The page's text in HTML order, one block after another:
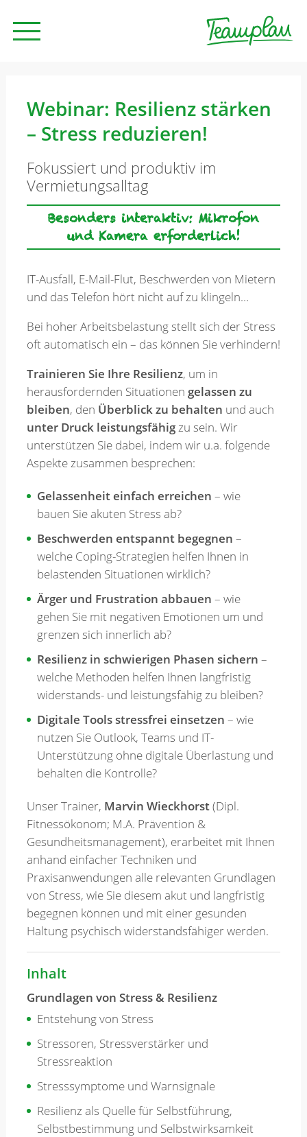
Beratung
Unternehmen
Kontakt
Merkzettel
Newsletter
Webinar: Resilienz stärken
– Stress reduzieren!
Fokussiert und produktiv im
Vermietungsalltag
Besonders interaktiv: Mikrofon
und Kamera erforderlich!
IT-Ausfall, E-Mail-Flut, Beschwerden von Mietern
und das Telefon hört nicht auf zu klingeln…
Bei hoher Arbeitsbelastung stellt sich der Stress
oft automatisch ein – das können Sie verhindern!
Trainieren Sie Ihre Resilienz, um in
herausfordernden Situationen gelassen zu
bleiben, den Überblick zu behalten und auch
unter Druck leistungsfähigzu sein. Wir
unterstützen Sie dabei, indem wir u.a. folgende
Aspekte zusammen besprechen:
Gelassenheit einfach erreichen – wie
bauen Sie akuten Stress ab?
Beschwerden entspannt begegnen –
welche Coping-Strategien helfen Ihnen in
belastenden Situationen wirklich?
Ärger und Frustration abbauen – wie
gehen Sie mit negativen Emotionen um und
grenzen sich innerlich ab?
Resilienz in schwierigen Phasen sichern –
welche Methoden helfen Ihnen langfristig
widerstands- und leistungsfähig zu bleiben?
Digitale Tools stressfrei einsetzen – wie
nutzen Sie Outlook, Teams und IT-
Unterstützung ohne digitale Überlastung und
behalten die Kontrolle?
Unser Trainer, Marvin Wieckhorst(Dipl.
Fitnessökonom; M.A. Prävention &
Gesundheitsmanagement), erarbeitet mit Ihnen
anhand einfacher Techniken und
Praxisanwendungen alle relevanten Grundlagen
von Stress, wie Sie diesem akut und langfristig
begegnen können und mit einer gesunden
Haltung psychisch widerstandsfähiger werden.
Inhalt
Grundlagen von Stress & Resilienz
Entstehung von Stress
Stressoren, Stressverstärker und
Stressreaktion
Stresssymptome und Warnsignale
Resilienz als Quelle für Selbstführung,
Selbstbestimmung und Selbstwirksamkeit